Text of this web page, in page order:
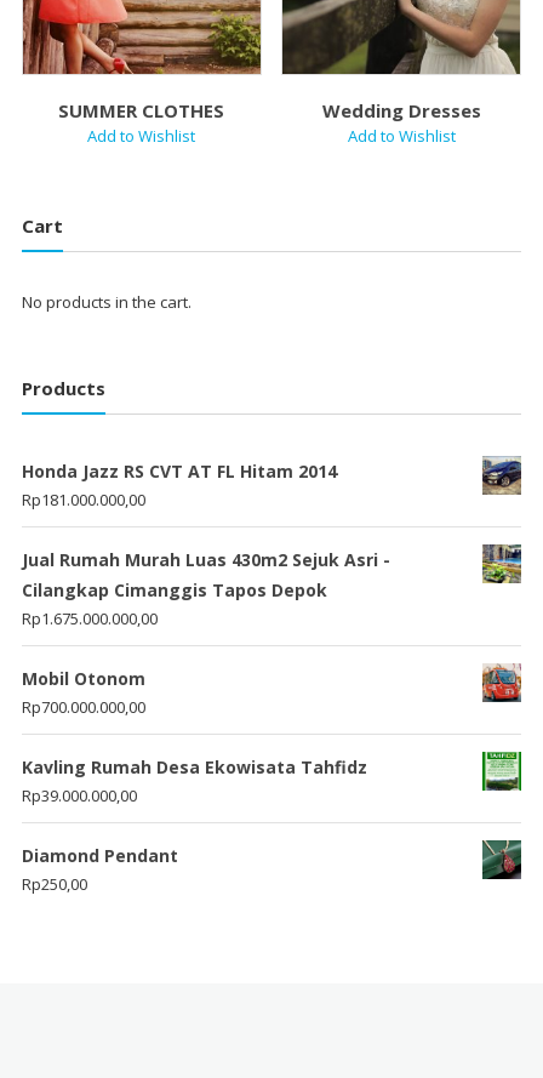
SUMMER CLOTHES
Add to Wishlist
Wedding Dresses
Add to Wishlist
Cart
No products in the cart.
Products
Honda Jazz RS CVT AT FL Hitam 2014
Rp181.000.000,00
Jual Rumah Murah Luas 430m2 Sejuk Asri -
Cilangkap Cimanggis Tapos Depok
Rp1.675.000.000,00
Mobil Otonom
Rp700.000.000,00
Kavling Rumah Desa Ekowisata Tahfidz
Rp39.000.000,00
Diamond Pendant
Rp250,00